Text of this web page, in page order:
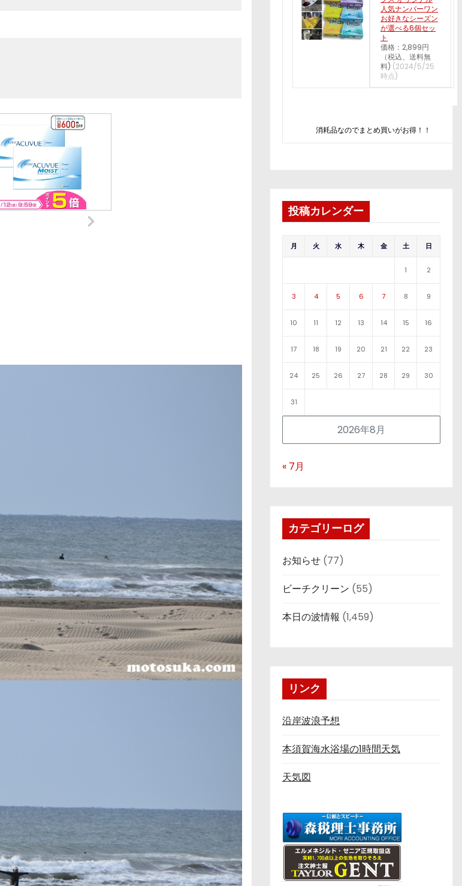
人気ナンバーワン
お好きなシーズン
が選べる6個セッ
ト
価格：2,899円
（税込、送料無
料) (2024/5/25
時点)
消耗品なのでまとめ買いがお得！！
投稿カレンダー
2026年8月
月 火 水 木 金 土 日
1 2
3 4 5 6 7 8 9
10 11 12 13 14 15 16
17 18 19 20 21 22 23
24 25 26 27 28 29 30
31
« 7月
カテゴリーログ
お知らせ (77)
ビーチクリーン (55)
本日の波情報 (1,459)
リンク
沿岸波浪予想
本須賀海水浴場の1時間天気
天気図